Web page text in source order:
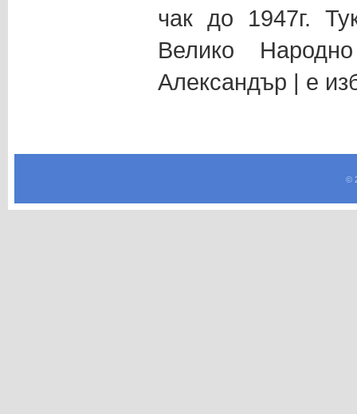
чак до 1947г.
Велико
Александър | е
©